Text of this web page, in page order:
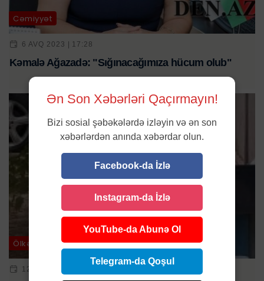
Cəmiyyət
6 AVQ 2023 | 17:28
Kəmalə Ağazadə: "Sığınacağımıza hücum olub"
Ölkə
12 SEN 2025 | 15:15
Ən Son Xəbərləri Qaçırmayın!
Bizi sosial şəbəkələrdə izləyin və ən son
xəbərlərdən anında xəbərdar olun.
Facebook-da İzlə
Instagram-da İzlə
YouTube-da Abunə Ol
Telegram-da Qoşul